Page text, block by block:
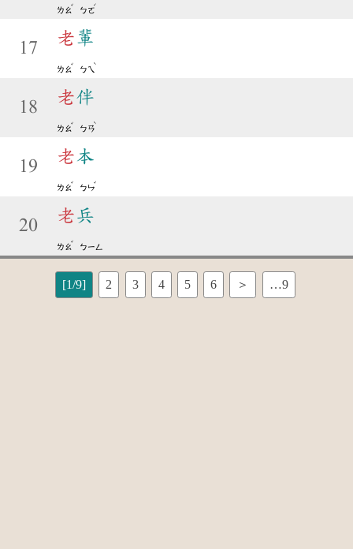
ㄌㄠ
ˇ
ㄅㄛ
ˊ
17
老輩
ㄌㄠ
ˇ
ㄅㄟ
ˋ
18
老伴
ㄌㄠ
ˇ
ㄅㄢ
ˋ
19
老本
ㄌㄠ
ˇ
ㄅㄣ
ˇ
20
老兵
ㄌㄠ
ˇ
ㄅㄧㄥ
[1/9] 2 3 4 5 6 ＞ …9